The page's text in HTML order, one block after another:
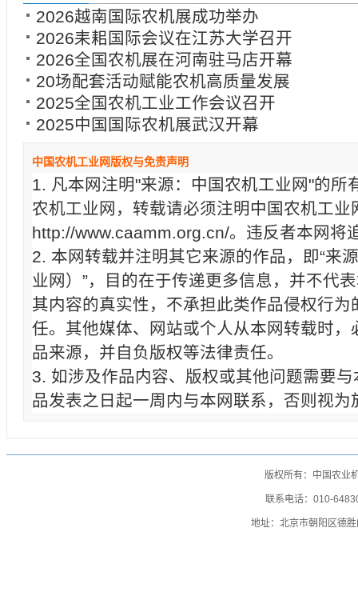
2026越南国际农机展成功举办
2026耒耜国际会议在江苏大学召开
2026全国农机展在河南驻马店开幕
20场配套活动赋能农机高质量发展
2025全国农机工业工作会议召开
2025中国国际农机展武汉开幕
中国农机工业网版权与免责声明
1. 凡本网注明"来源：中国农机工业网"的所
农机工业网，转载请必须注明中国农机工业
http://www.caamm.org.cn/。违反者本网将
2. 本网转载并注明其它来源的作品，即“来
业网）”，目的在于传递更多信息，并不代
其内容的真实性，不承担此类作品侵权行为
任。其他媒体、网站或个人从本网转载时，
品来源，并自负版权等法律责任。
3. 如涉及作品内容、版权或其他问题需要
品发表之日起一周内与本网联系，否则视为
版权所有：中国农
联系电话：010-
地址：北京市朝阳区德